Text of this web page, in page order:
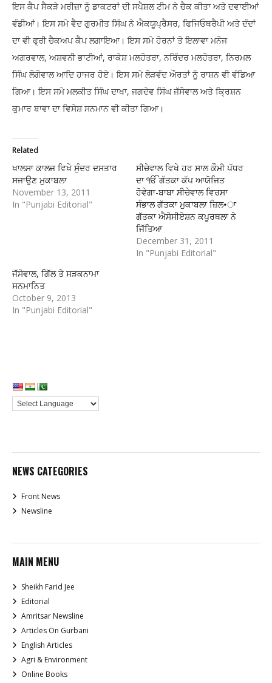
ਇਸ ਕੈਪ ਸੈਕੜੇ ਮਰੀਜ਼ਾ ਨੂੰ ਡਾਕਟਰਾਂ ਦੀ ਸਪੈਸ਼ਲ ਟੀਮ ਨੇ ਚੈਕ ਕੀਤਾ ਅਤੇ ਦਵਾਈਆਂ
ਵੰਡੀਆਂ। ਇਸ ਸਮੇ ਵੈਦ ਗੁਰਮੀਤ ਸਿੰਘ ਨੇ ਐਕਯੂਪ੍ਰੈਸਰ, ਫਿਜਿਓਥਰੈਪੀ ਅਤੇ ਦੰਦਾਂ
ਦਾ ਵੀ ਫ੍ਰੀ ਚੈਕਅਪ ਕੈਪ ਲਗਾਇਆ। ਇਸ ਸਮੇ ਹੋਰਨਾਂ ਤੋ ਇਲਾਵਾ ਮਨੋਜ
ਅਗਰਵਾਲ, ਅਸ਼ਵਨੀ ਭਾਟੀਆਂ, ਰਾਕੇਸ਼ ਮਲਹੋਤਰਾ, ਨਰਿੰਦਰ ਮਲਹੋਤਰਾ, ਨਿਰਮਲ
ਸਿੰਘ ਲੋਗੋਵਾਲ ਆਦਿ ਹਾਜਰ ਹੋਏ। ਇਸ ਸਮੇ ਲੋੜਵੰਦ ਔਰਤਾਂ ਨੂੰ ਰਾਸ਼ਨ ਵੀ ਵੰਡਿਆ
ਗਿਆ। ਇਸ ਸਮੇ ਮਲਕੀਤ ਸਿੰਘ ਦਾਖਾ, ਜਗਦੇਵ ਸਿੰਘ ਜੱਸੋਵਾਲ ਅਤੇ ਕ੍ਰਿਸ਼ਨ
ਕੁਮਾਰ ਬਾਵਾ ਦਾ ਵਿਸੇਸ਼ ਸਨਮਾਨ ਵੀ ਕੀਤਾ ਗਿਆ।
Related
ਖਾਲਸਾ ਕਾਲਜ ਵਿਖੇ ਸੁੰਦਰ ਦਸਤਾਰ
ਸਜਾਉਣ ਮੁਕਾਬਲਾ
November 13, 2011
In "Punjabi Editorial"
ਸੀਚੇਵਾਲ ਵਿਖੇ ਹਰ ਸਾਲ ਕੌਮੀ ਪੱਧਰ
ਦਾ ੴ ਗੱਤਕਾ ਕੱਪ ਆਯੋਜਿਤ
ਹੋਵੇਗਾ-ਬਾਬਾ ਸੀਚੇਵਾਲ ਵਿਰਸਾ
ਸੰਭਾਲ ਗੱਤਕਾ ਮੁਕਾਬਲਾ ਜ਼ਿਲ•ਾ
ਗੱਤਕਾ ਐਸੋਸੀਏਸ਼ਨ ਕਪੂਰਥਲਾ ਨੇ
ਜਿੱਤਿਆ
December 31, 2011
In "Punjabi Editorial"
ਜੱਸੋਵਾਲ, ਗਿੱਲ ਤੇ ਸੜਕਨਾਮਾ
ਸਨਮਾਨਿਤ
October 9, 2013
In "Punjabi Editorial"
NEWS CATEGORIES
Front News
Newsline
MAIN MENU
Sheikh Farid Jee
Editorial
Amritsar Newsline
Articles On Gurbani
English Articles
Agri & Environment
Online Books